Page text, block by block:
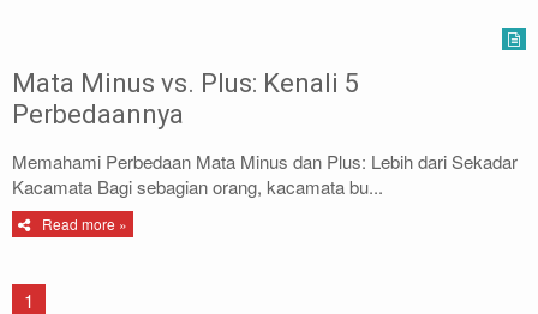
Mata Minus vs. Plus: Kenali 5
Perbedaannya
Memahami Perbedaan Mata Minus dan Plus: Lebih dari Sekadar
Kacamata Bagi sebagian orang, kacamata bu...
Read more »
1